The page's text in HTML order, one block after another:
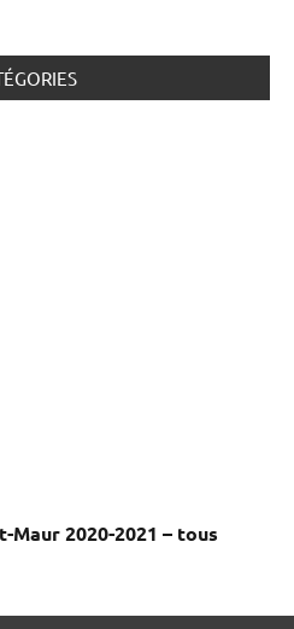
2020-2021 – tous